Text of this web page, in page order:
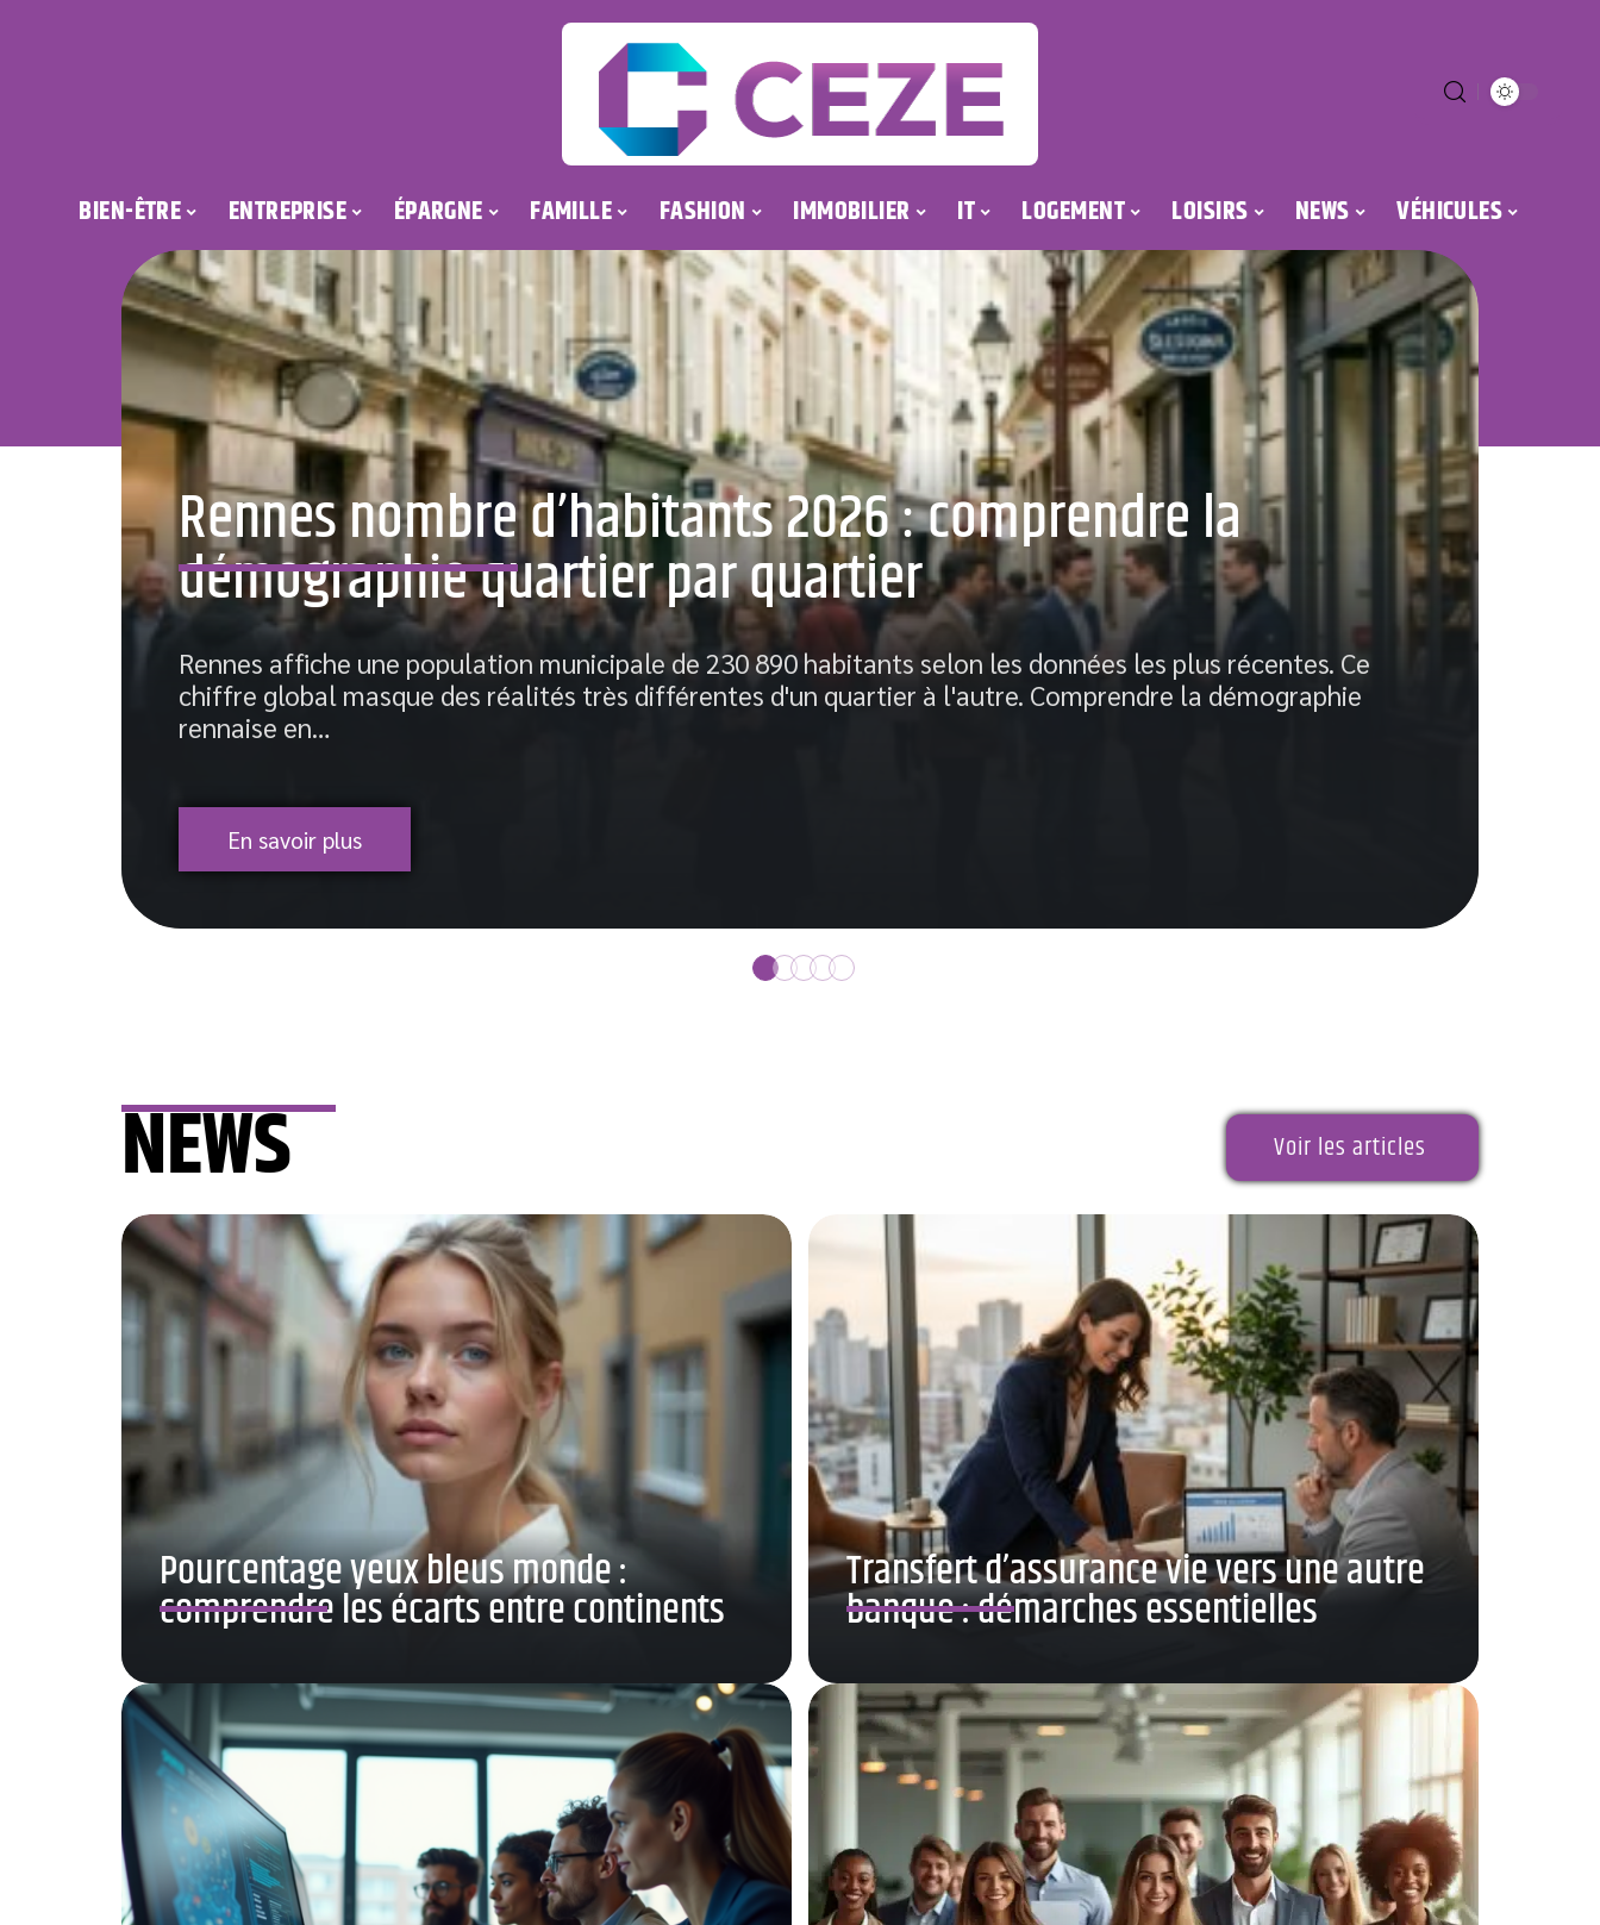
BIEN-ÊTRE ENTREPRISE ÉPARGNE FAMILLE FASHION IMMOBILIER IT LOGEMENT LOISIRS NEWS VÉHICULES
Rennes nombre d’habitants 2026 : comprendre la
démographie quartier par quartier
Rennes affiche une population municipale de 230 890 habitants selon les données les plus récentes. Ce
chiffre global masque des réalités très différentes d'un quartier à l'autre. Comprendre la démographie
rennaise en…
En savoir plus
NEWS Voir les articles
Pourcentage yeux bleus monde :
comprendre les écarts entre continents
Transfert d’assurance vie vers une autre
banque : démarches essentielles